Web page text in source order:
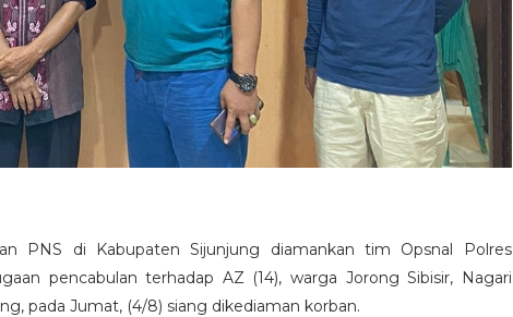
PNS di Kabupaten Sijunjung diamankan tim Opsnal Polres
pencabulan terhadap AZ (14), warga Jorong Sibisir, Nagari
pada Jumat, (4/8) siang dikediaman korban.